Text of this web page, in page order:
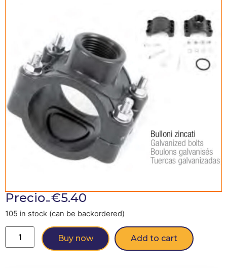
Precio-€5.40
105 in stock (can be backordered)
Buy now Add to cart